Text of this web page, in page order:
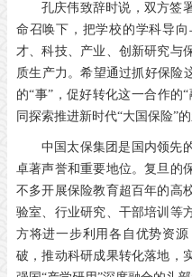
孔庆伟致辞时说，双方签
命召唤下，把学校的学科导
才、科技、产业、创新研究与
质生产力。希望通过抓好保险
的“事”，促好转化这一合作的
同探索推进新时代“大国保险”的
中国太保集团是国内领先
卓著声誉和重要地位。复旦的
不多开展保险教育超百年的高
验室、行业研究、干部培训等
方将进一步利用各自优势资
破，推动科研成果转化落地，